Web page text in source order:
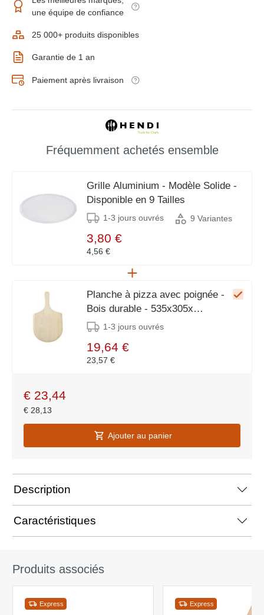
une équipe de confiance
25 000+ produits disponibles
Garantie de 1 an
Paiement après livraison
Fréquemment achetés ensemble
Grille Aluminium - Modèle Solide -
Disponible en 9 Tailles
1-3 jours ouvrés 9 Variantes
3,80 €
4,56 €
Planche à pizza avec poignée -
Bois durable - 535x305x
(H)10mm
1-3 jours ouvrés
19,64 €
23,57 €
€ 23,44
€ 28,13
Ajouter au panier
Description
Caractéristiques
Produits associés
Express Express